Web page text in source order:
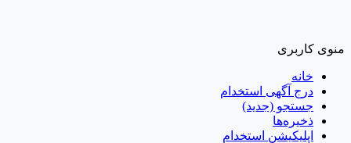
منوی کاربری
خانه
درج آگهی استخدام
جستجو (جدید)
ذخیره‌ها
اپلیکیشن استخدام